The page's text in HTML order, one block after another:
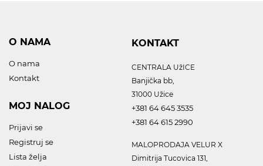
O NAMA
O nama
Kontakt
MOJ NALOG
Prijavi se
Registruj se
Lista želja
KONTAKT
CENTRALA UžICE
Banjička bb,
31000 Užice
+381 64 645 3535
+381 64 615 2990
MALOPRODAJA VELUR X
Dimitrija Tucovica 131,